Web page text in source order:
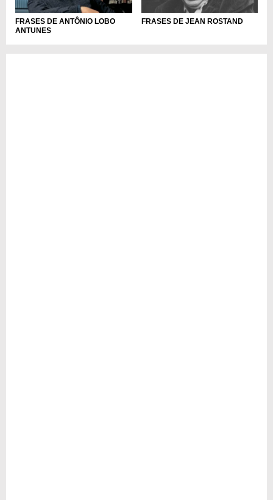
FRASES DE ANTÔNIO LOBO
ANTUNES
FRASES DE JEAN ROSTAND